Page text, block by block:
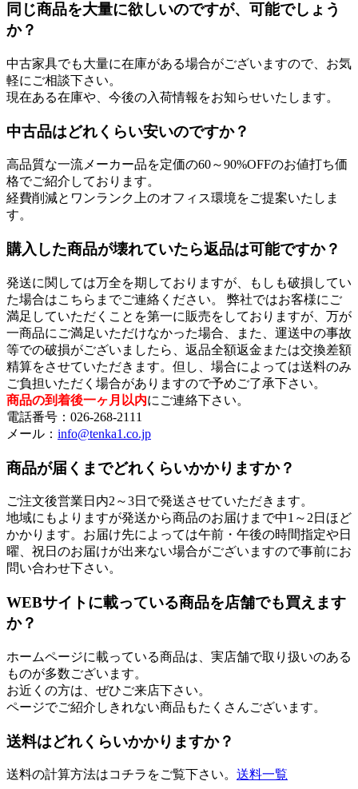
同じ商品を大量に欲しいのですが、可能でしょう
か？
中古家具でも大量に在庫がある場合がございますので、お気
軽にご相談下さい。
現在ある在庫や、今後の入荷情報をお知らせいたします。
中古品はどれくらい安いのですか？
高品質な一流メーカー品を定価の60～90%OFFのお値打ち価
格でご紹介しております。
経費削減とワンランク上のオフィス環境をご提案いたしま
す。
購入した商品が壊れていたら返品は可能ですか？
発送に関しては万全を期しておりますが、もしも破損してい
た場合はこちらまでご連絡ください。 弊社ではお客様にご
満足していただくことを第一に販売をしておりますが、万が
一商品にご満足いただけなかった場合、また、運送中の事故
等での破損がございましたら、返品全額返金または交換差額
精算をさせていただきます。但し、場合によっては送料のみ
ご負担いただく場合がありますので予めご了承下さい。
商品の到着後一ヶ月以内にご連絡下さい。
電話番号：026-268-2111
メール： info@tenka1.co.jp
商品が届くまでどれくらいかかりますか？
ご注文後営業日内2～3日で発送させていただきます。
地域にもよりますが発送から商品のお届けまで中1～2日ほど
かかります。お届け先によっては午前・午後の時間指定や日
曜、祝日のお届けが出来ない場合がございますので事前にお
問い合わせ下さい。
WEBサイトに載っている商品を店舗でも買えます
か？
ホームページに載っている商品は、実店舗で取り扱いのある
ものが多数ございます。
お近くの方は、ぜひご来店下さい。
ページでご紹介しきれない商品もたくさんございます。
送料はどれくらいかかりますか？
送料の計算方法はコチラをご覧下さい。 送料一覧